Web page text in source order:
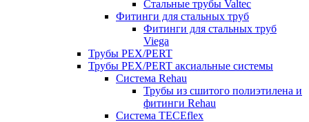
Стальные трубы Valtec
Фитинги для стальных труб
Фитинги для стальных труб
Viega
Трубы PEX/PERT
Трубы PEX/PERT аксиальные системы
Система Rehau
Трубы из сшитого полиэтилена и
фитинги Rehau
Система TECEflex